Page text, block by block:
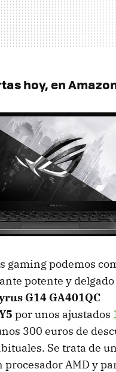
hoy, en
gaming podemos
potente y
G14 GA401QC
por unos ajustados
300 euros de
Se trata de
procesador AMD y